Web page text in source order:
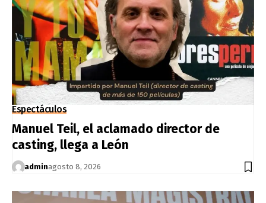
Espectáculos
Manuel Teil, el aclamado director de
casting, llega a León
adminagosto 8, 2026